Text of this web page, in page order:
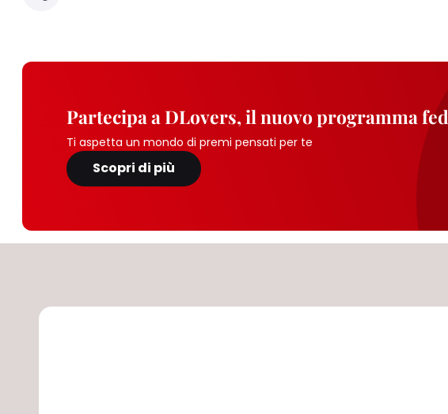
Partecipa a DLovers, il nuovo programma
Ti aspetta un mondo di premi pensati per te
Scopri di più